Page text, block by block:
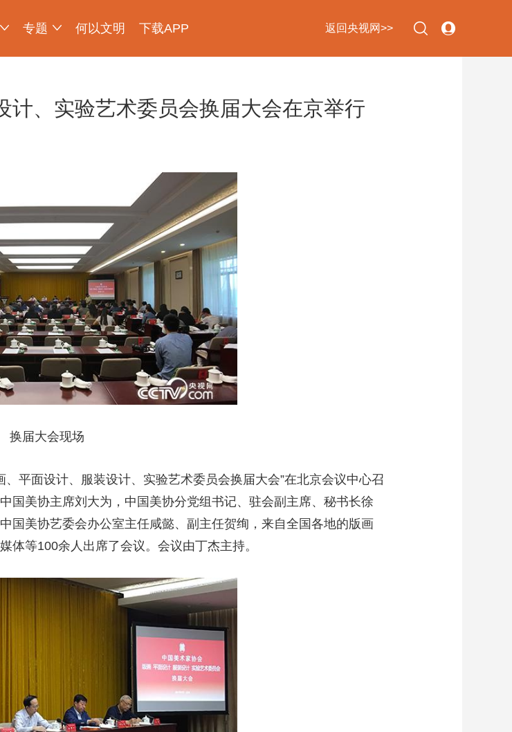
专题 何以文明 下载APP 返回央视网>>
计、实验艺术委员会换届大会在京举行
换届大会现场
平面设计、服装设计、实验艺术委员会换届大会”在北京会议中心召
国美协主席刘大为，中国美协分党组书记、驻会副主席、秘书长徐
国美协艺委会办公室主任咸懿、副主任贺绚，来自全国各地的版画
体等100余人出席了会议。会议由丁杰主持。